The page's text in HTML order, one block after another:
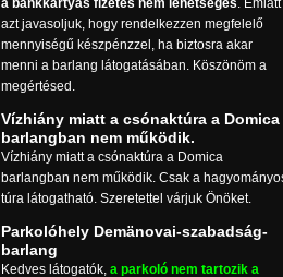
a bankkártyás fizetés nem lehetséges. Emiatt
azt javasoljuk, hogy rendelkezzen megfelelő
mennyiségű készpénzzel, ha biztosra akar
menni a barlang látogatásában. Köszönöm a
megértésed.
Vízhiány miatt a csónaktúra a Domica
barlangban nem működik.
Vízhiány miatt a csónaktúra a Domica
barlangban nem működik. Csak a
túra látogatható. Szeretettel várjuk Önöket.
Parkolóhely Demänovai-szabadság-
barlang
Kedves látogatók, a parkoló nem tartozik a